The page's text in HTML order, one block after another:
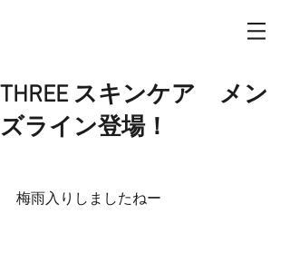
THREE スキンケア メン
ズライン登場！
梅雨入りしましたねー